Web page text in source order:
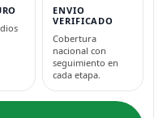
ENVIO
VERIFICADO
Cobertura
nacional con
seguimiento en
cada etapa.